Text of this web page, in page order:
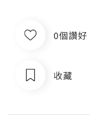
0個讚好
收藏